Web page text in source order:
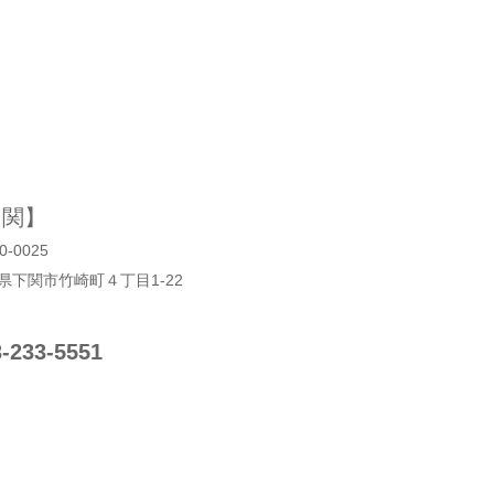
】
0025
下関市竹崎町４丁目1‐22
233-5551